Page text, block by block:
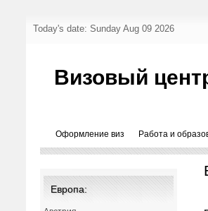
Today's date: Sunday Aug 09 2026
Визовый
Оформление виз Работа и
Европа: